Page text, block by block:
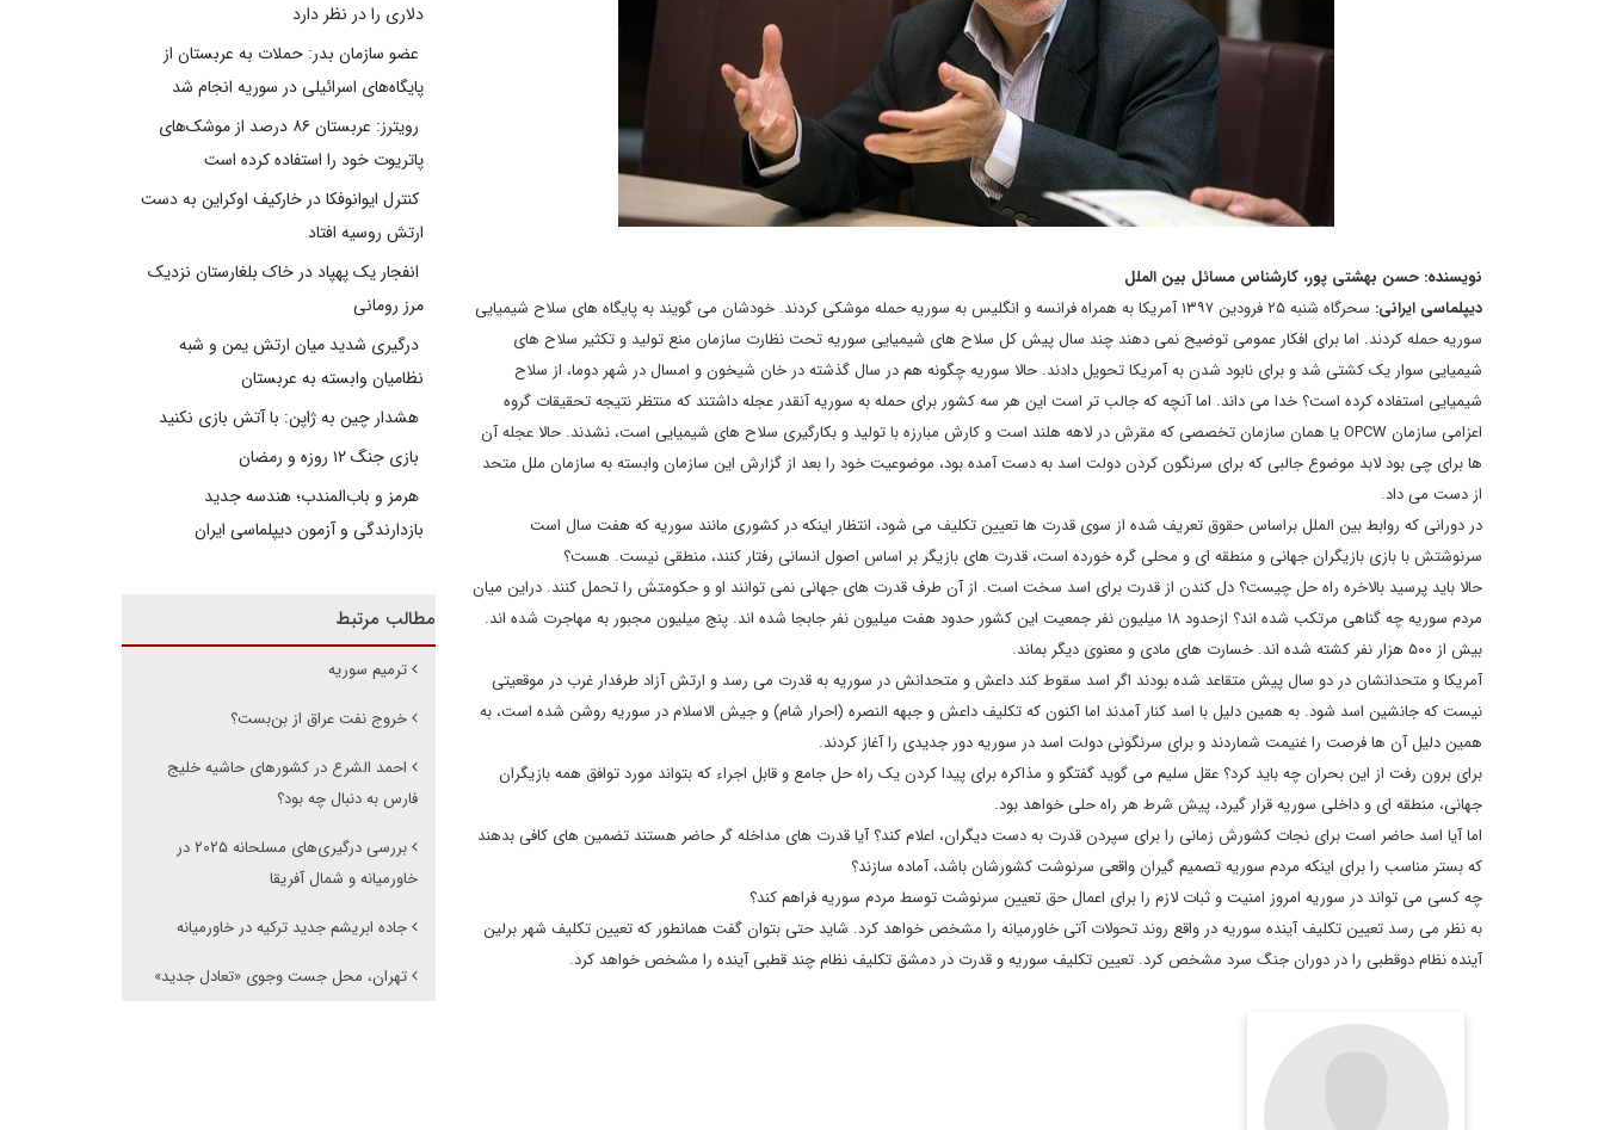
نویسنده: حسن بهشتی پور، کارشناس مسائل بین الملل
دیپلماسی ایرانی:
سحرگاه شنبه ۲۵ فرودین ۱۳۹۷ آمریکا به همراه فرانسه و انگلیس به سوریه حمله موشکی کردند. خودشان می گویند به پایگاه های سلاح شیمیایی
سوریه حمله کردند. اما برای افکار عمومی توضیح نمی دهند چند سال پیش کل سلاح های شیمیایی سوریه تحت نظارت سازمان منع تولید و تکثیر سلاح های
شیمیایی سوار یک کشتی شد و برای نابود شدن به آمریکا تحویل دادند. حالا سوریه چگونه هم در سال گذشته در خان شیخون و امسال در شهر دوما، از سلاح
شیمیایی استفاده کرده است؟ خدا می داند. اما آنچه که جالب تر است این هر سه کشور برای حمله به سوریه آنقدر عجله داشتند که منتظر نتیجه تحقیقات گروه
اعزامی سازمان OPCW یا همان سازمان تخصصی که مقرش در لاهه هلند است و کارش مبارزه با تولید و بکارگیری سلاح های شیمیایی است، نشدند. حالا عجله آن
ها برای چی بود لابد موضوع جالبی که برای سرنگون کردن دولت اسد به دست آمده بود، موضوعیت خود را بعد از گزارش این سازمان وابسته به سازمان ملل متحد
از دست می داد.
در دورانی که روابط بین الملل براساس حقوق تعریف شده از سوی قدرت ها تعیین تکلیف می شود، انتظار اینکه در کشوری مانند سوریه که هفت سال است
سرنوشتش با بازی بازیگران جهانی و منطقه ای و محلی گره خورده است، قدرت های بازیگر بر اساس اصول انسانی رفتار کنند، منطقی نیست. هست؟
حالا باید پرسید بالاخره راه حل چیست؟ دل کندن از قدرت برای اسد سخت است. از آن طرف قدرت های جهانی نمی توانند او و حکومتش را تحمل کنند. دراین میان
مردم سوریه چه گناهی مرتکب شده اند؟ ازحدود ۱۸ میلیون نفر جمعیت این کشور حدود هفت میلیون نفر جابجا شده اند. پنج میلیون مجبور به مهاجرت شده اند.
بیش از ۵۰۰ هزار نفر کشته شده اند. خسارت های مادی و معنوی دیگر بماند.
آمریکا و متحدانشان در دو سال پیش متقاعد شده بودند اگر اسد سقوط کند داعش و متحدانش در سوریه به قدرت می رسد و ارتش آزاد طرفدار غرب در موقعیتی
نیست که جانشین اسد شود. به همین دلیل با اسد کنار آمدند اما اکنون که تکلیف داعش و جبهه النصره (احرار شام) و جیش الاسلام در سوریه روشن شده است، به
همین دلیل آن ها فرصت را غنیمت شماردند و برای سرنگونی دولت اسد در سوریه دور جدیدی را آغاز کردند.
برای برون رفت از این بحران چه باید کرد؟ عقل سلیم می گوید گفتگو و مذاکره برای پیدا کردن یک راه حل جامع و قابل اجراء که بتواند مورد توافق همه بازیگران
جهانی، منطقه ای و داخلی سوریه قرار گیرد، پیش شرط هر راه حلی خواهد بود.
اما آیا اسد حاضر است برای نجات کشورش زمانی را برای سپردن قدرت به دست دیگران، اعلام کند؟ آیا قدرت های مداخله گر حاضر هستند تضمین های کافی بدهند
که بستر مناسب را برای اینکه مردم سوریه تصمیم گیران واقعی سرنوشت کشورشان باشد، آماده سازند؟
چه کسی می تواند در سوریه امروز امنیت و ثبات لازم را برای اعمال حق تعیین سرنوشت توسط مردم سوریه فراهم کند؟
به نظر می رسد تعیین تکلیف آینده سوریه در واقع روند تحولات آتی خاورمیانه را مشخص خواهد کرد. شاید حتی بتوان گفت همانطور که تعیین تکلیف شهر برلین
آینده نظام دوقطبی را در دوران جنگ سرد مشخص کرد. تعیین تکلیف سوریه و قدرت در دمشق تکلیف نظام چند قطبی آینده را مشخص خواهد کرد.
دلاری را در نظر دارد
عضو سازمان بدر: حملات به عربستان از
پایگاه‌های اسرائیلی در سوریه انجام شد
رویترز: عربستان ۸۶ درصد از موشک‌های
پاتریوت خود را استفاده کرده است
کنترل ایوانوفکا در خارکیف اوکراین به دست
ارتش روسیه افتاد
انفجار یک پهپاد در خاک بلغارستان نزدیک
مرز رومانی
درگیری شدید میان ارتش یمن و شبه
نظامیان وابسته به عربستان
هشدار چین به ژاپن: با آتش بازی نکنید
بازی جنگ ۱۲ روزه و رمضان
هرمز و باب‌المندب؛ هندسه جدید
بازدارندگی و آزمون دیپلماسی ایران
مطالب مرتبط
ترمیم سوریه
خروج نفت عراق از بن‌بست؟
احمد الشرع در کشورهای حاشیه خلیج
فارس به دنبال چه بود؟
بررسی درگیری‌های مسلحانه ۲۰۲۵ در
خاورمیانه و شمال آفریقا
جاده ابریشم جدید ترکیه در خاورمیانه
تهران، محل جست وجوی «تعادل جدید»